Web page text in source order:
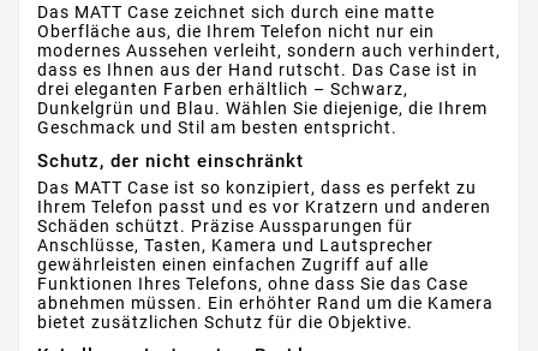
Das MATT Case zeichnet sich durch eine matte
Oberfläche aus, die Ihrem Telefon nicht nur ein
modernes Aussehen verleiht, sondern auch verhindert,
dass es Ihnen aus der Hand rutscht. Das Case ist in
drei eleganten Farben erhältlich – Schwarz,
Dunkelgrün und Blau. Wählen Sie diejenige, die Ihrem
Geschmack und Stil am besten entspricht.
Schutz, der nicht einschränkt
Das MATT Case ist so konzipiert, dass es perfekt zu
Ihrem Telefon passt und es vor Kratzern und anderen
Schäden schützt. Präzise Aussparungen für
Anschlüsse, Tasten, Kamera und Lautsprecher
gewährleisten einen einfachen Zugriff auf alle
Funktionen Ihres Telefons, ohne dass Sie das Case
abnehmen müssen. Ein erhöhter Rand um die Kamera
bietet zusätzlichen Schutz für die Objektive.